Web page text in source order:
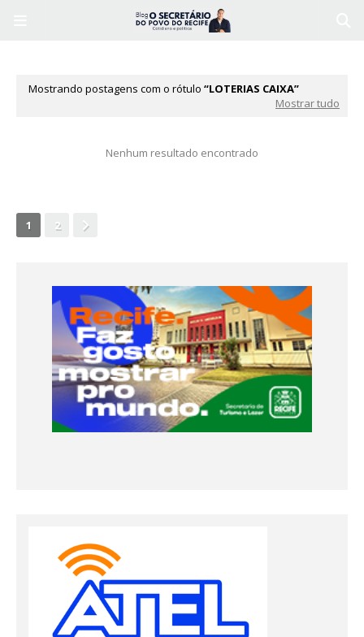
Mostrando postagens com o rótulo
LOTERIAS CAIXA
Mostrar tudo
Nenhum resultado encontrado
1 2